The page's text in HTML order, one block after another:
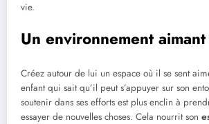
vie.
Un environnement
Créez autour de lui un espace où il se sent
enfant qui sait qu’il peut s’appuyer sur son
soutenir dans ses efforts est plus enclin à
essayer de nouvelles choses. Cela nourrit son